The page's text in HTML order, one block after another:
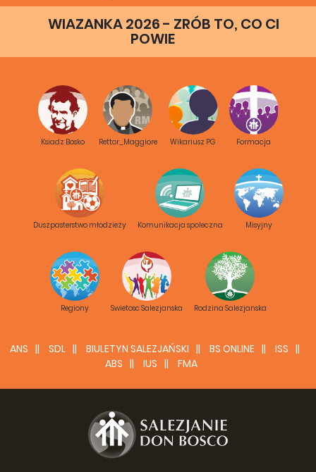
WIAZANKA 2026 - ZRÓB TO, CO CI
POWIE
Ksiadz Bosko Rettor_Maggiore Wikariusz PG Formacja
Duszpasterstwo młodzieży Komunikacja spoleczna Misyjny
Regiony Swietosc Salezjanska Rodzina Salezjanska
ANS SDL BIULETYN SALEZJAŃSKI BS ONLINE
ISS
ABS
IUS FMA